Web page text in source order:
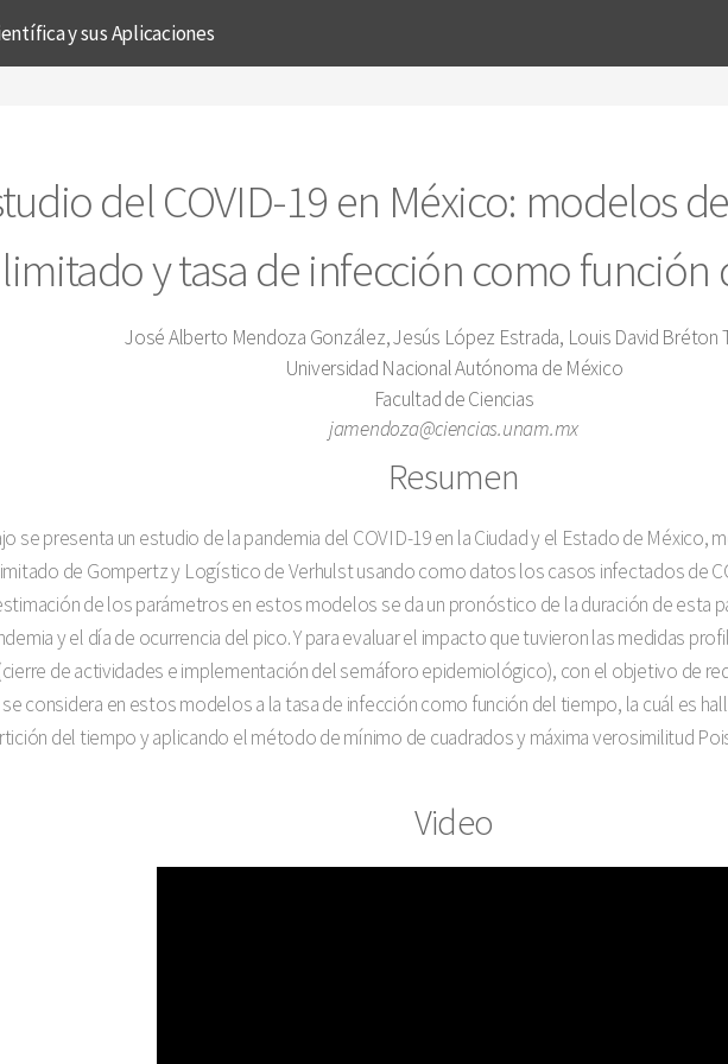
y sus Aplicaciones
del COVID-19 en México: modelos
limitado y tasa de infección como
José Alberto Mendoza González, Jesús López Estrada, Louis David Bréton
Universidad Nacional Autónoma de México
Facultad de Ciencias
jamendoza@ciencias.unam.mx
Resumen
se presenta un estudio de la pandemia del COVID-19 en la Ciudad y el Estado de México,
de Gompertz y Logístico de Verhulst usando como datos los casos infectados de
de los parámetros en estos modelos se da un pronóstico de la duración de esta
y el día de ocurrencia del pico. Y para evaluar el impacto que tuvieron las medidas
de actividades e implementación del semáforo epidemiológico), con el objetivo de
considera en estos modelos a la tasa de infección como función del tiempo, la cuál es
del tiempo y aplicando el método de mínimo de cuadrados y máxima verosimilitud
Video